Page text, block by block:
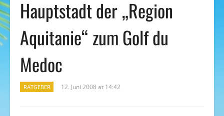
Hauptstadt der „Region
Aquitanie“ zum Golf du
Medoc
RATGEBER 12. Juni 2008 at 14:42